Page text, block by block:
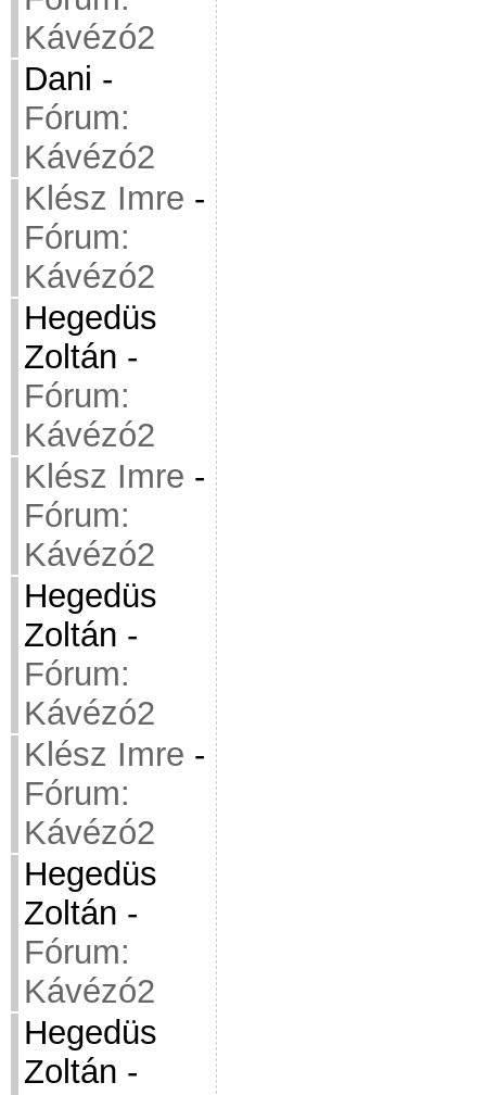
Kávézó2
Dani -
Fórum:
Kávézó2
Klész Imre -
Fórum:
Kávézó2
Hegedüs
Zoltán -
Fórum:
Kávézó2
Klész Imre -
Fórum:
Kávézó2
Hegedüs
Zoltán -
Fórum:
Kávézó2
Klész Imre -
Fórum:
Kávézó2
Hegedüs
Zoltán -
Fórum:
Kávézó2
Hegedüs
Zoltán -